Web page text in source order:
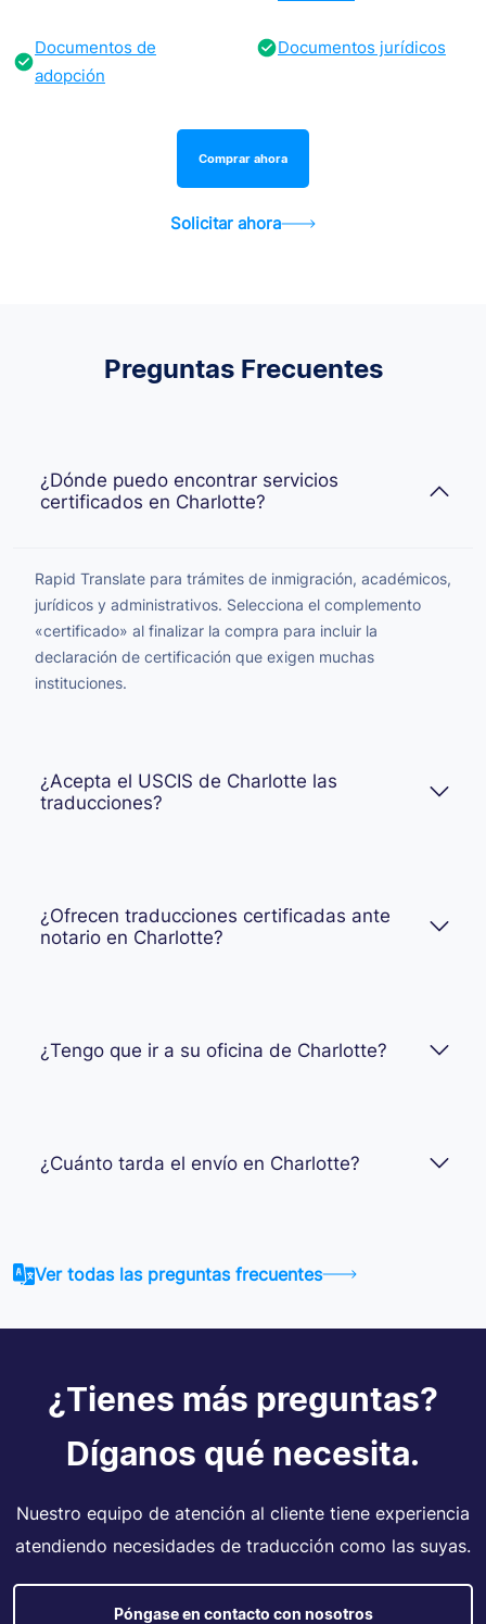
Documentos de
adopción
Documentos jurídicos
Comprar ahora
Solicitar ahora
Preguntas Frecuentes
¿Dónde puedo encontrar servicios
certificados en Charlotte?
Rapid Translate para trámites de inmigración, académicos,
jurídicos y administrativos. Selecciona el complemento
«certificado» al finalizar la compra para incluir la
declaración de certificación que exigen muchas
instituciones.
¿Acepta el USCIS de Charlotte las
traducciones?
¿Ofrecen traducciones certificadas ante
notario en Charlotte?
¿Tengo que ir a su oficina de Charlotte?
¿Cuánto tarda el envío en Charlotte?
Ver todas las preguntas frecuentes
¿Tienes más preguntas?
Díganos qué necesita.
Nuestro equipo de atención al cliente tiene experiencia
atendiendo necesidades de traducción como las suyas.
Póngase en contacto con nosotros